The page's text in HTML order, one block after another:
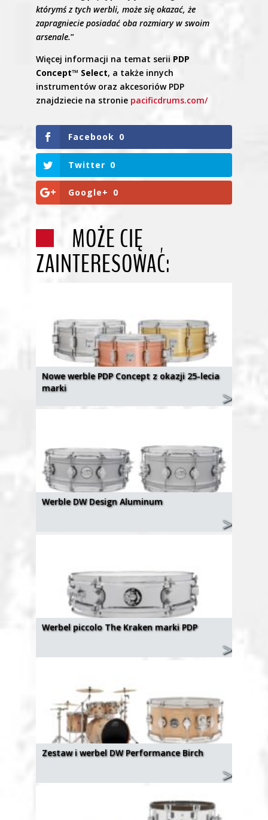
którymś z tych werbli, może się okazać, że
zapragniecie posiadać oba rozmiary w swoim
arsenale.”
Więcej informacji na temat serii PDP
Concept™ Select, a także innych
instrumentów oraz akcesoriów PDP
znajdziecie na stronie pacificdrums.com/
Facebook 0
Twitter 0
Google+ 0
MOŻE CIĘ
ZAINTERESOWAĆ:
Nowe werble PDP Concept z okazji 25-lecia
marki
Werble DW Design Aluminum
Werbel piccolo The Kraken marki PDP
Zestaw i werbel DW Performance Birch